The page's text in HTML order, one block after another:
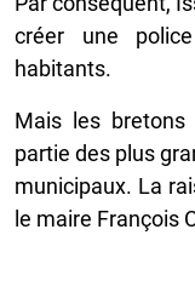
créer une
habitants.
Mais les
partie des plus
municipaux. La
le maire François